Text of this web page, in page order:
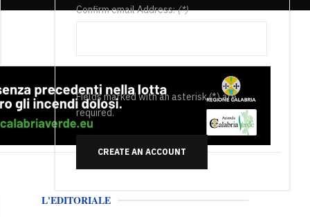
Confirm email Address:(*)
Fields marked with an asterisk (*) are
required.
CREATE AN ACCOUNT
L'EDITORIALE